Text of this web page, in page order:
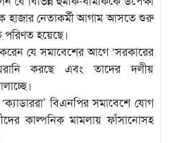
হাজার নেতাকর্মী আগাম আসতে শুরু
পরিণত হয়েছে।
যে সমাবেশের আগে ‘সরকারের
করছে এবং তাদের দলীয়
বিএনপির সমাবেশে যোগ
কাল্পনিক মামলায় ফাঁসানোসহ